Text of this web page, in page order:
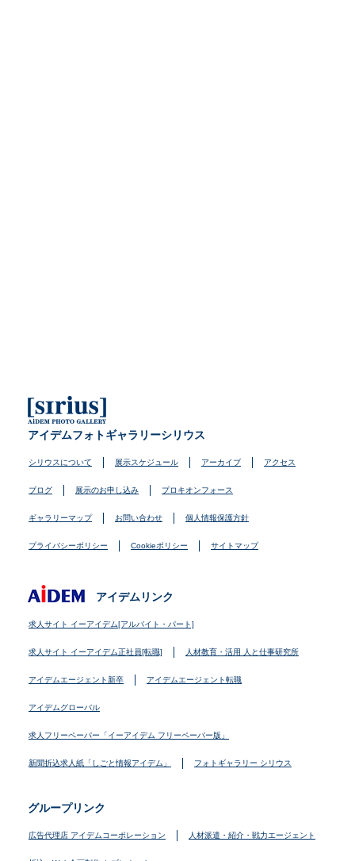
アイデムフォトギャラリーシリウス
シリウスについて 展示スケジュール アーカイブ アクセス
ブログ 展示のお申し込み プロキオンフォース
ギャラリーマップ お問い合わせ 個人情報保護方針
プライバシーポリシー Cookieポリシー サイトマップ
アイデムリンク
求人サイト イーアイデム[アルバイト・パート]
求人サイト イーアイデム正社員[転職] 人材教育・活用 人と仕事研究所
アイデムエージェント新卒 アイデムエージェント転職
アイデムグローバル
求人フリーペーパー「イーアイデム フリーペーパー版」
新聞折込求人紙「しごと情報アイデム」 フォトギャラリー シリウス
グループリンク
広告代理店 アイデムコーポレーション 人材派遣・紹介・戦力エージェント